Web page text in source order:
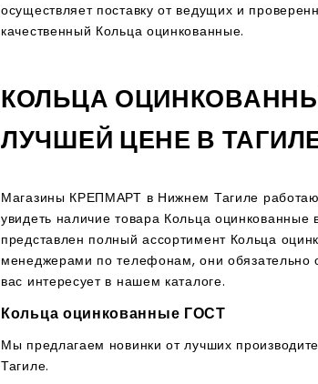
осуществляет поставку от ведущих и
качественный Кольца оцинкованные.
КОЛЬЦА
ЛУЧШЕЙ ЦЕНЕ В
Магазины КРЕПМАРТ в Нижнем Тагиле
увидеть наличие товара Кольца
представлен полный ассортимент Кольца
менеджерами по телефонам, они обязательно
вас интересует в нашем каталоге.
Кольца оцинкованные ГОСТ
Мы предлагаем новинки от лучших
Тагиле.